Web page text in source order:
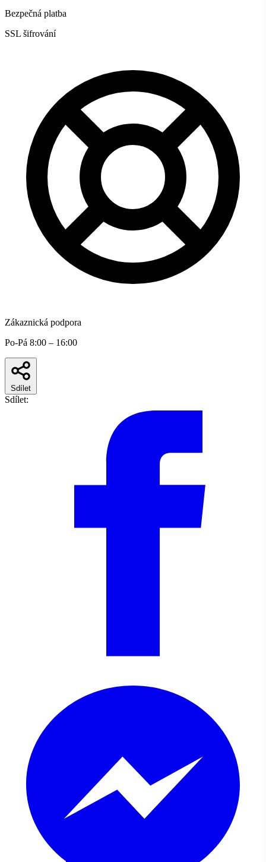
Bezpečná platba
SSL šifrování
Zákaznická podpora
Po-Pá 8:00 – 16:00
Sdílet
Sdílet: